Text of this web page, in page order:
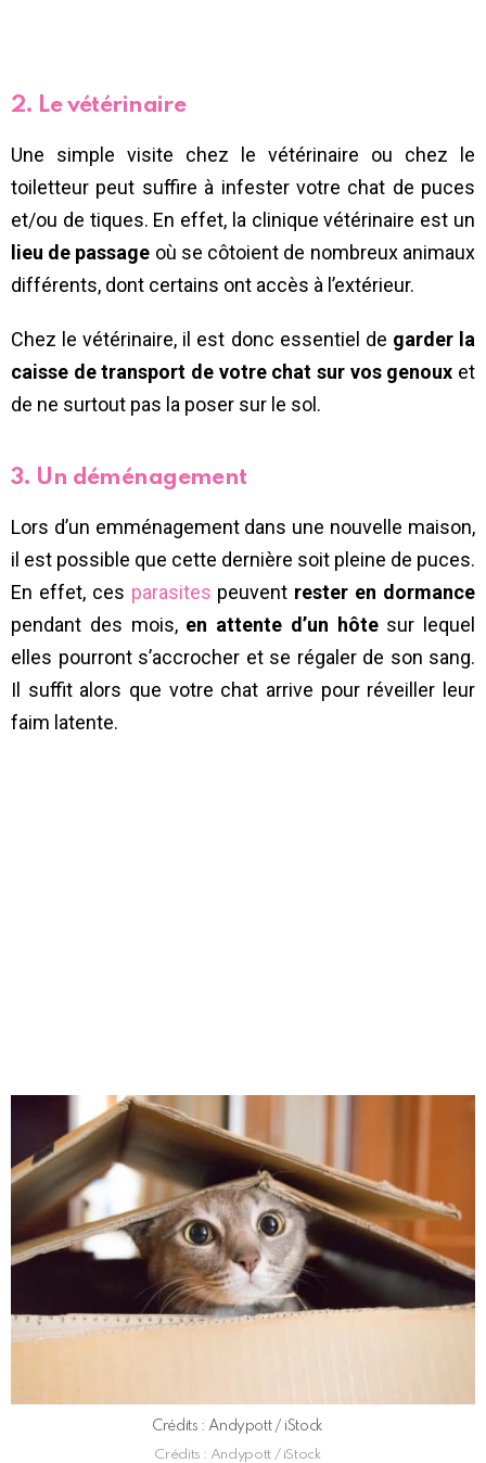
2. Le vétérinaire
Une simple visite chez le vétérinaire ou chez le
toiletteur peut suffire à infester votre chat de puces
et/ou de tiques. En effet, la clinique vétérinaire est un
lieu de passage où se côtoient de nombreux animaux
différents, dont certains ont accès à l’extérieur.
Chez le vétérinaire, il est donc essentiel de garder la
caisse de transport de votre chat sur vos genoux et
de ne surtout pas la poser sur le sol.
3. Un déménagement
Lors d’un emménagement dans une nouvelle maison,
il est possible que cette dernière soit pleine de puces.
En effet, ces parasites peuvent rester en dormance
pendant des mois, en attente d’un hôtesur lequel
elles pourront s’accrocher et se régaler de son sang.
Il suffit alors que votre chat arrive pour réveiller leur
faim latente.
Crédits : Andypott / iStock
Crédits : Andypott / iStock